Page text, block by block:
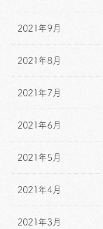
2021年9月
2021年8月
2021年7月
2021年6月
2021年5月
2021年4月
2021年3月